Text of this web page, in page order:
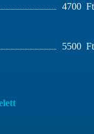
Ft
4700
Ft
5500